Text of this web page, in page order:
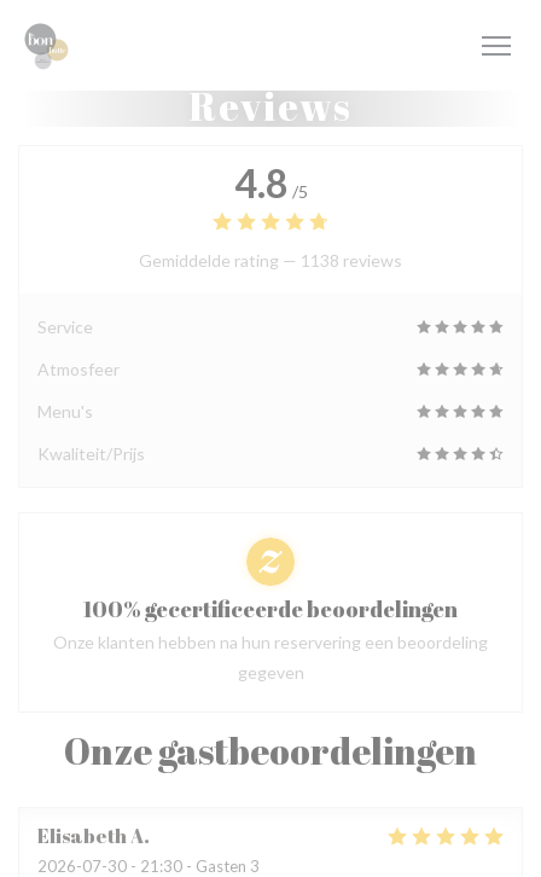
Reviews
Onze gastbeoordelingen
ElisabethA
2026-07-30 - 21:30 - Gasten 3
4.8 /5
Gemiddelde rating — 1138 reviews
Service
Atmosfeer
Menu's
Kwaliteit/Prijs
100% gecertificeerde beoordelingen
Onze klanten hebben na hun reservering een beoordeling
gegeven